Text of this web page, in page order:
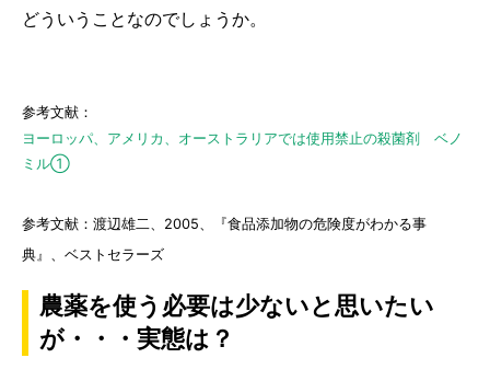
どういうことなのでしょうか。
参考文献：
ヨーロッパ、アメリカ、オーストラリアでは使用禁止の殺菌剤 ベノ
ミル①
参考文献：渡辺雄二、2005、『食品添加物の危険度がわかる事
典』、ベストセラーズ
農薬を使う必要は少ないと思いたい
が・・・実態は？